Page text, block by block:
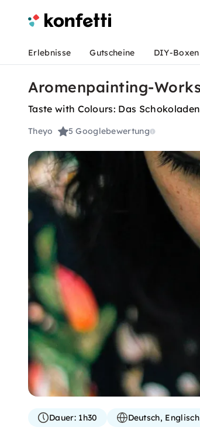
Erlebnisse Gutscheine DIY-Boxen
Aromenpainting-
Taste with Colours: Das
Theyo 5Googlebewertung
Dauer:1h30 Deutsch, Englisch